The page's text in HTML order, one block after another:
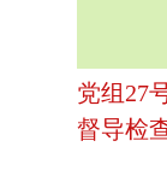
党组27
督导检